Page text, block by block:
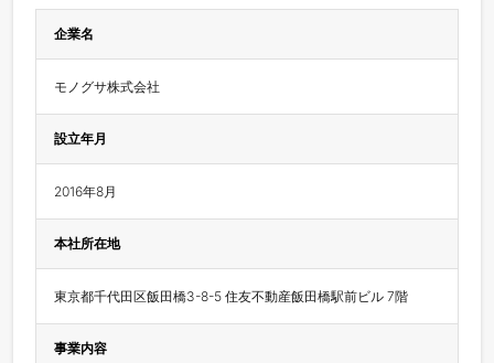
企業名
モノグサ株式会社
設立年月
2016年8月
本社所在地
東京都千代田区飯田橋3-8-5 住友不動産飯田橋駅前ビル 7階
事業内容